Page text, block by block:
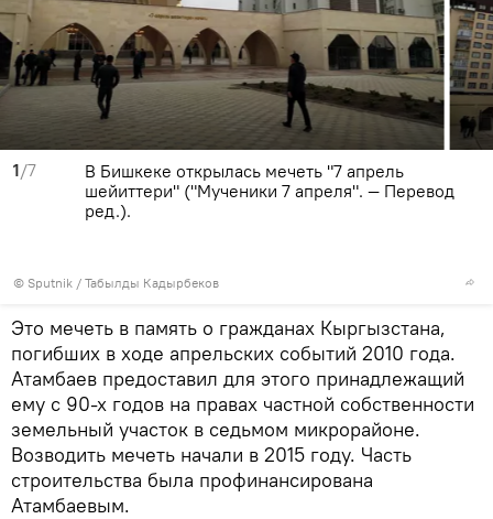
1/7
© Sputnik / Табылды Кадырбеков
В Бишкеке открылась мечеть "7 апрель
шейиттери" ("Мученики 7 апреля". — Перевод
ред.).
Это мечеть в память о гражданах Кыргызстана,
погибших в ходе апрельских событий 2010 года.
Атамбаев предоставил для этого принадлежащий
ему с 90-х годов на правах частной собственности
земельный участок в седьмом микрорайоне.
Возводить мечеть начали в 2015 году. Часть
строительства была профинансирована
Атамбаевым.